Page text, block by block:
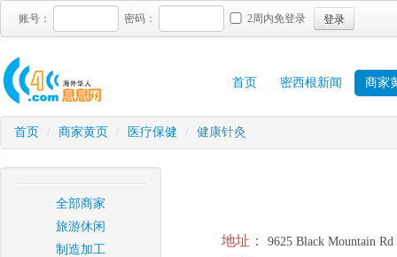
账号： 密码： 2周内免登录 登录
首页 密西根新闻 商家
首页 / 商家黄页 / 医疗保健 / 健康针灸
全部商家
旅游休闲
制造加工
地址： 9625 Black Mountain Rd